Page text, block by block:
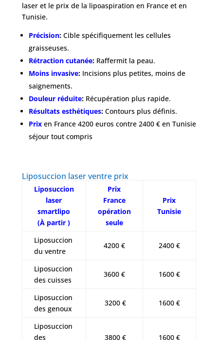
Obésité
Nos
FAQ
Services
Nos
Nos
articles
Avant
/
Après
Gratuit
laser et le prix de la lipoaspiration en France et en
Tunisie.
Précision:Cible spécifiquement les cellules
graisseuses.
Rétraction cutanée:Raffermit la peau.
Moins invasive:Incisions plus petites, moins de
saignements.
Douleur réduite:Récupération plus rapide.
Résultats esthétiques:Contours plus définis.
Prix en France 4200 euros contre 2400 € en Tunisie
séjour tout compris
Liposuccion laser ventre prix
Liposuccion
laser
smartlipo
(À partir )
Prix
France
opération
seule
Prix
Tunisie
Liposuccion
du ventre
4200 € 2400 €
Liposuccion
des cuisses
3600 € 1600 €
Liposuccion
des genoux
3200 € 1600 €
Liposuccion
des
3800 € 1600 €